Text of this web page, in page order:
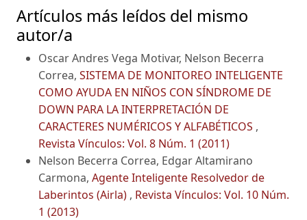
Artículos más leídos del mismo
autor/a
Oscar Andres Vega Motivar, Nelson Becerra
Correa, SISTEMA DE MONITOREO INTELIGENTE
COMO AYUDA EN NIÑOS CON SÍNDROME DE
DOWN PARA LA INTERPRETACIÓN DE
CARACTERES NUMÉRICOS Y ALFABÉTICOS ,
Revista Vínculos: Vol. 8 Núm. 1 (2011)
Nelson Becerra Correa, Edgar Altamirano
Carmona, Agente Inteligente Resolvedor de
Laberintos (Airla) , Revista Vínculos: Vol. 10 Núm.
1 (2013)